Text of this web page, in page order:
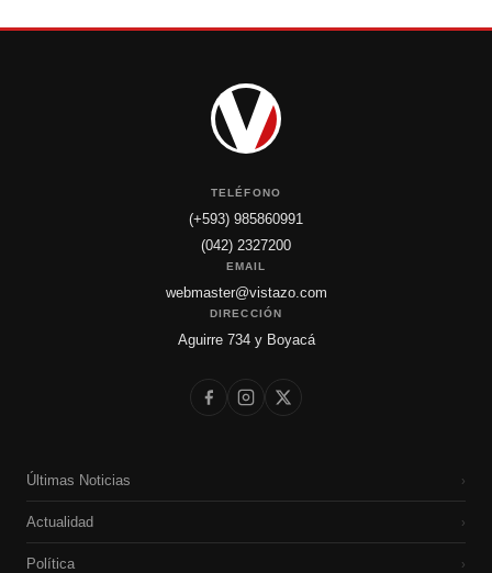
TELÉFONO
(+593) 985860991
(042) 2327200
EMAIL
webmaster@vistazo.com
DIRECCIÓN
Aguirre 734 y Boyacá
Últimas Noticias ›
Actualidad ›
Política ›